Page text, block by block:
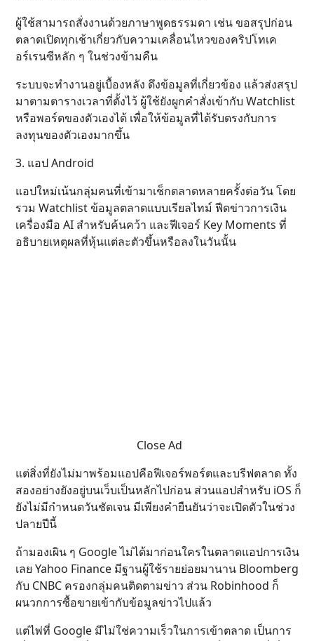
ผู้ใช้สามารถสั่งงานด้วยภาษาพูดธรรมดา เช่น ขอสรุปก่อน
ตลาดเปิดทุกเช้าเกี่ยวกับความเคลื่อนไหวของคริปโทเค
อร์เรนซีหลัก ๆ ในช่วงข้ามคืน
ระบบจะทำงานอยู่เบื้องหลัง ดึงข้อมูลที่เกี่ยวข้อง แล้วส่งสรุป
มาตามตารางเวลาที่ตั้งไว้ ผู้ใช้ยังผูกคำสั่งเข้ากับ Watchlist
หรือพอร์ตของตัวเองได้ เพื่อให้ข้อมูลที่ได้รับตรงกับการ
ลงทุนของตัวเองมากขึ้น
3. แอป Android
แอปใหม่เน้นกลุ่มคนที่เข้ามาเช็กตลาดหลายครั้งต่อวัน โดย
รวม Watchlist ข้อมูลตลาดแบบเรียลไทม์ ฟีดข่าวการเงิน
เครื่องมือ AI สำหรับค้นคว้า และฟีเจอร์ Key Moments ที่
อธิบายเหตุผลที่หุ้นแต่ละตัวขึ้นหรือลงในวันนั้น
Close Ad
แต่สิ่งที่ยังไม่มาพร้อมแอปคือฟีเจอร์พอร์ตและบรีฟตลาด ทั้ง
สองอย่างยังอยู่บนเว็บเป็นหลักไปก่อน ส่วนแอปสำหรับ iOS ก็
ยังไม่มีกำหนดวันชัดเจน มีเพียงคำยืนยันว่าจะเปิดตัวในช่วง
ปลายปีนี้
ถ้ามองเผิน ๆ Google ไม่ได้มาก่อนใครในตลาดแอปการเงิน
เลย Yahoo Finance มีฐานผู้ใช้รายย่อยมานาน Bloomberg
กับ CNBC ครองกลุ่มคนติดตามข่าว ส่วน Robinhood ก็
ผนวกการซื้อขายเข้ากับข้อมูลข่าวไปแล้ว
แต่ไพ่ที่ Google มีไม่ใช่ความเร็วในการเข้าตลาด เป็นการ